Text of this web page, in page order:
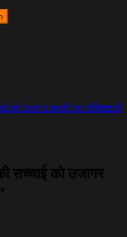
को उजागर करती एक शक्तिशाली
सच्चाई को उजागर